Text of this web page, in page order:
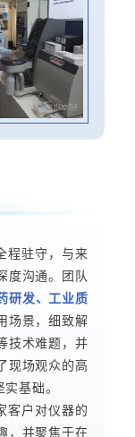
程驻守，与来
度沟通。团队
研发、工业质
场景，细致解
技术难题，并
现场观众的高
基础。
客户对仪器的
，并聚焦于在